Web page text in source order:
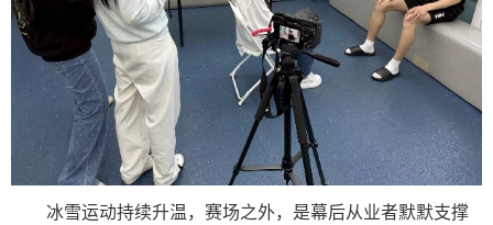
冰雪运动持续升温，赛场之外，是幕后从业者默默支撑